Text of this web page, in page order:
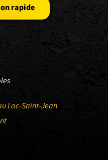
rapide
Lac-Saint-Jean